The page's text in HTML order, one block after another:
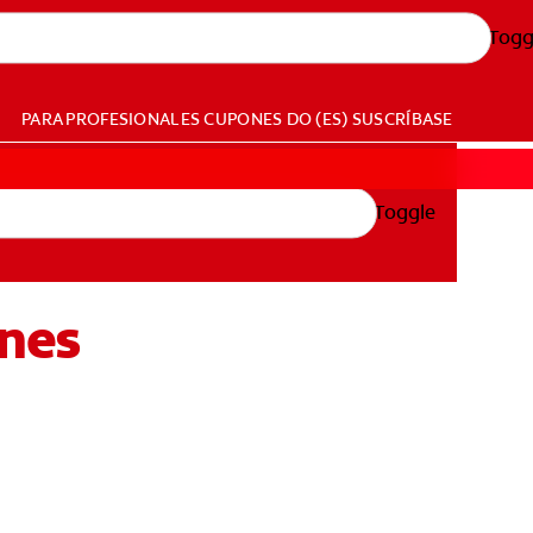
PARA PROFESIONALESCUPONES DO (ES) SUSCRÍBASE
Toggle